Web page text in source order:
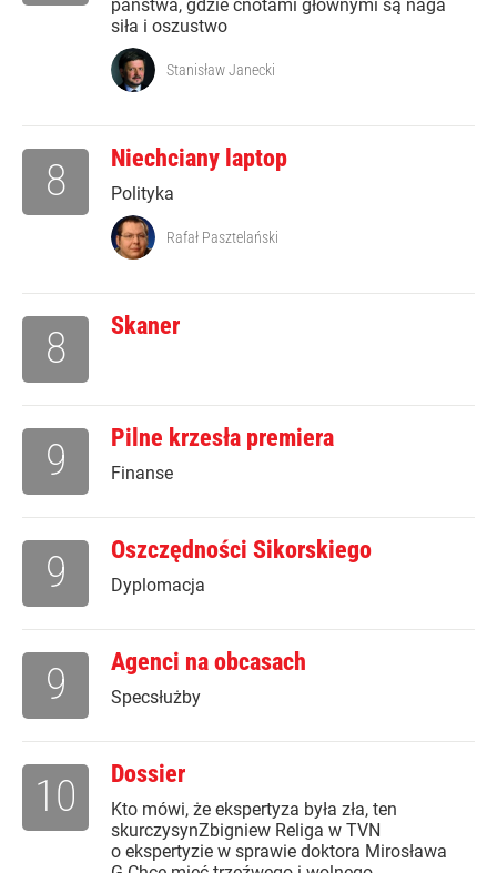
państwa, gdzie cnotami głównymi są naga
siła i oszustwo
Stanisław Janecki
Niechciany laptop
Polityka
8
Rafał Pasztelański
Skaner
8
Pilne krzesła premiera
Finanse
9
Oszczędności Sikorskiego
Dyplomacja
9
Agenci na obcasach
Specsłużby
9
Dossier
Kto mówi, że ekspertyza była zła, ten
skurczysynZbigniew Religa w TVN
o ekspertyzie w sprawie doktora Mirosława
10